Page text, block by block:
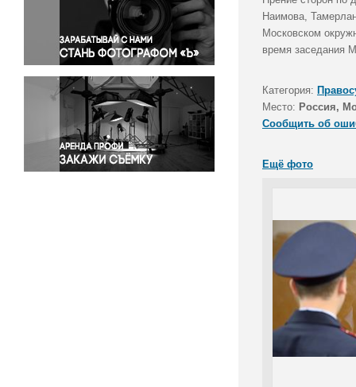
Правосудие
Происшествия и конфликты
Религия
Светская жизнь
Спорт
Экология
Экономика и бизнес
Наимова,
Московском
время заседания
Категория:
Место: Россия,
Сообщить об
Ещё фото